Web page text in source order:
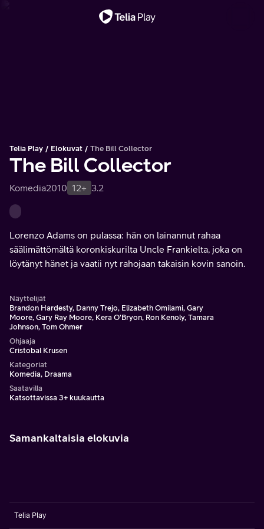
Telia Play Elokuvat The Bill Collector
The Bill Collector
Komedia2010 12+ 3.2
Lorenzo Adams on pulassa: hän on lainannut rahaa
säälimättömältä koronkiskurilta Uncle Frankielta, joka on
löytänyt hänet ja vaatii nyt rahojaan takaisin kovin sanoin.
Näyttelijät
Brandon Hardesty, Danny Trejo, Elizabeth Omilami, Gary
Moore, Gary Ray Moore, Kera O'Bryon, Ron Kenoly, Tamara
Johnson, Tom Ohmer
Ohjaaja
Cristobal Krusen
Kategoriat
Komedia, Draama
Saatavilla
Katsottavissa 3+ kuukautta
Samankaltaisia elokuvia
Telia Play